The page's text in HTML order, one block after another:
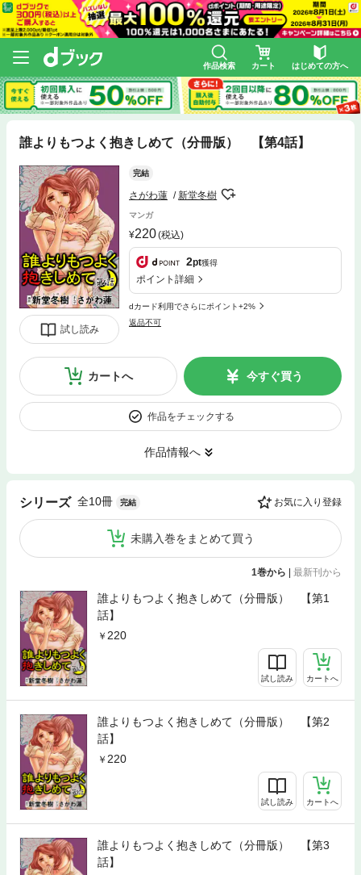
作品検索 カート はじめての方へ
誰よりもつよく抱きしめて（分冊版） 【第4話】
試し読み
完結
さがわ蓮 新堂冬樹
マンガ
220(税込)
2pt獲得
ポイント詳細
dカード利用でさらにポイント+2%
返品不可
カートへ 今すぐ買う
作品をチェックする
作品情報へ
シリーズ 全10冊 完結 お気に入り登録
未購入巻をまとめて買う
1巻から | 最新刊から
誰よりもつよく抱きしめて（分冊版） 【第1
話】
220
試し読み カートへ
誰よりもつよく抱きしめて（分冊版） 【第2
話】
220
試し読み カートへ
誰よりもつよく抱きしめて（分冊版） 【第3
話】